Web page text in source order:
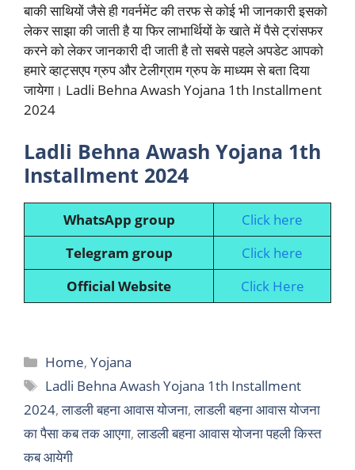
बाकी साथियों जैसे ही गवर्नमेंट की तरफ से कोई भी जानकारी इसको
लेकर साझा की जाती है या फिर लाभार्थियों के खाते में पैसे ट्रांसफर
करने को लेकर जानकारी दी जाती है तो सबसे पहले अपडेट आपको
हमारे व्हाट्सएप ग्रुप और टेलीग्राम ग्रुप के माध्यम से बता दिया
जायेगा। Ladli Behna Awash Yojana 1th Installment
2024
Ladli Behna Awash Yojana 1th
Installment 2024
WhatsApp group
Click here
Telegram group
Click here
Official Website
Click Here
Categories
Home,Yojana
Tags
Ladli Behna Awash Yojana 1th Installment
2024,लाडली बहना आवास योजना,लाडली बहना आवास योजना
का पैसा कब तक आएगा,लाडली बहना आवास योजना पहली किस्त
कब आयेगी